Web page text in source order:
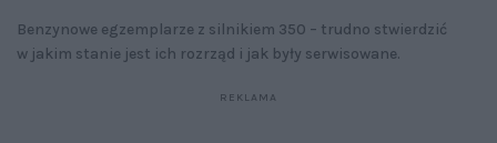
Benzynowe egzemplarze z silnikiem 350 – trudno stwierdzić
w jakim stanie jest ich rozrząd i jak były serwisowane.